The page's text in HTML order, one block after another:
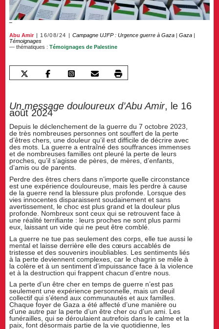
Abu Amir 16/08/24 Campagne UJFP : Urgence guerre à Gaza |Gaza |
Témoignages
— thématiques :Témoignages de Palestine
Un message douloureux d’Abu Amir, le 16
août 2024
Depuis le déclenchement de la guerre du 7 octobre 2023,
de très nombreuses personnes ont souffert de la perte
d’êtres chers, une douleur qu’il est difficile de décrire avec
des mots. La guerre a entraîné des souffrances immenses
et de nombreuses familles ont pleuré la perte de leurs
proches, qu’il s’agisse de pères, de mères, d’enfants,
d’amis ou de parents.
Perdre des êtres chers dans n’importe quelle circonstance
est une expérience douloureuse, mais les perdre à cause
de la guerre rend la blessure plus profonde. Lorsque des
vies innocentes disparaissent soudainement et sans
avertissement, le choc est plus grand et la douleur plus
profonde. Nombreux sont ceux qui se retrouvent face à
une réalité terrifiante : leurs proches ne sont plus parmi
eux, laissant un vide qui ne peut être comblé.
La guerre ne tue pas seulement des corps, elle tue aussi le
mental et laisse derrière elle des cœurs accablés de
tristesse et des souvenirs inoubliables. Les sentiments liés
à la perte deviennent complexes, car le chagrin se mêle à
la colère et à un sentiment d’impuissance face à la violence
et à la destruction qui frappent chacun d’entre nous.
La perte d’un être cher en temps de guerre n’est pas
seulement une expérience personnelle, mais un deuil
collectif qui s’étend aux communautés et aux familles.
Chaque foyer de Gaza a été affecté d’une manière ou
d’une autre par la perte d’un être cher ou d’un ami. Les
funérailles, qui se déroulaient autrefois dans le calme et la
paix, font désormais partie de la vie quotidienne, les